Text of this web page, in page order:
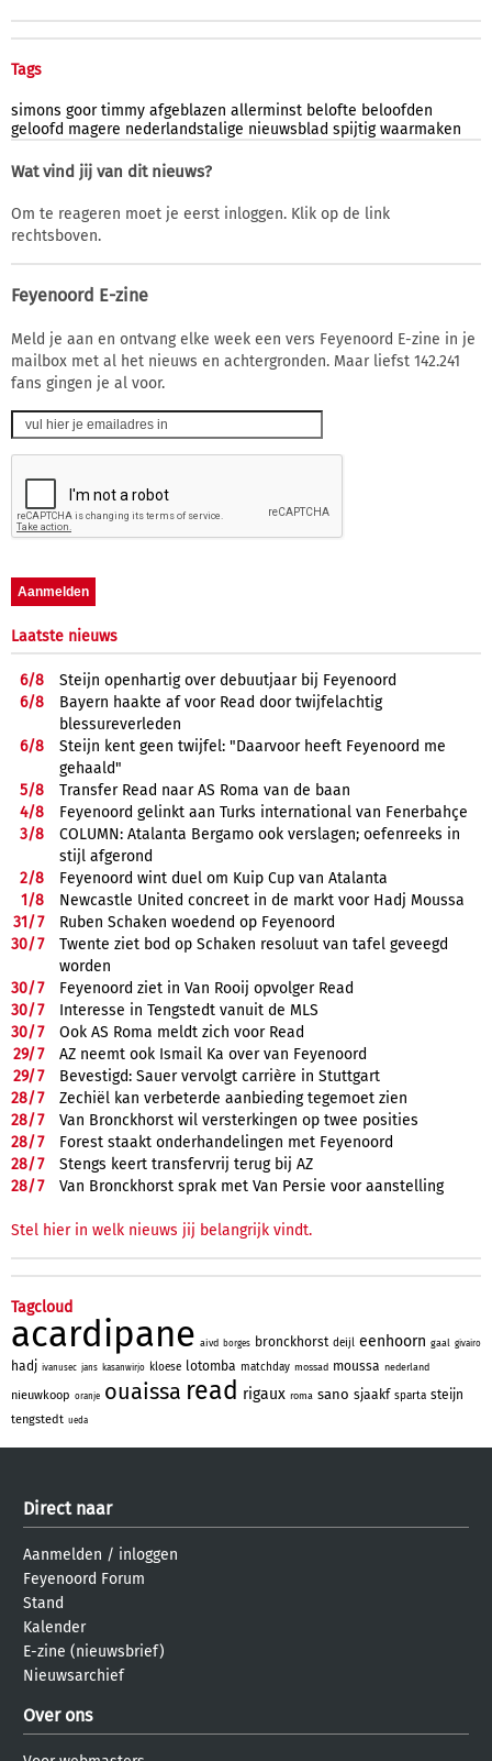
Tags
simons goor timmy afgeblazen allerminst belofte beloofden
geloofd magere nederlandstalige nieuwsblad spijtig waarmaken
Wat vind jij van dit nieuws?
Om te reageren moet je eerst inloggen. Klik op de link
rechtsboven.
Feyenoord E-zine
Meld je aan en ontvang elke week een vers Feyenoord E-zine in je
mailbox met al het nieuws en achtergronden. Maar liefst 142.241
fans gingen je al voor.
Laatste nieuws
6/8
Steijn openhartig over debuutjaar bij Feyenoord
6/8
Bayern haakte af voor Read door twijfelachtig
blessureverleden
6/8
Steijn kent geen twijfel: "Daarvoor heeft Feyenoord me
gehaald"
5/8
Transfer Read naar AS Roma van de baan
4/8
Feyenoord gelinkt aan Turks international van Fenerbahçe
3/8
COLUMN: Atalanta Bergamo ook verslagen; oefenreeks in
stijl afgerond
2/8
Feyenoord wint duel om Kuip Cup van Atalanta
1/8
Newcastle United concreet in de markt voor Hadj Moussa
31/7
Ruben Schaken woedend op Feyenoord
30/7
Twente ziet bod op Schaken resoluut van tafel geveegd
worden
30/7
Feyenoord ziet in Van Rooij opvolger Read
30/7
Interesse in Tengstedt vanuit de MLS
30/7
Ook AS Roma meldt zich voor Read
29/7
AZ neemt ook Ismail Ka over van Feyenoord
29/7
Bevestigd: Sauer vervolgt carrière in Stuttgart
28/7
Zechiël kan verbeterde aanbieding tegemoet zien
28/7
Van Bronckhorst wil versterkingen op twee posities
28/7
Forest staakt onderhandelingen met Feyenoord
28/7
Stengs keert transfervrij terug bij AZ
28/7 Van Bronckhorst sprak met Van Persie voor aanstelling
Stel hier in welk nieuws jij belangrijk vindt.
Tagcloud
acardipane aivd borges bronckhorst deijl eenhoorn gaal givairo
hadj ivanusec jans kasanwirjo kloese lotomba matchday mossad moussa nederland
nieuwkoop oranje ouaissa read rigaux roma sano sjaakf sparta steijn
tengstedt ueda
Direct naar
Aanmelden / inloggen
Feyenoord Forum
Stand
Kalender
E-zine (nieuwsbrief)
Nieuwsarchief
Over ons